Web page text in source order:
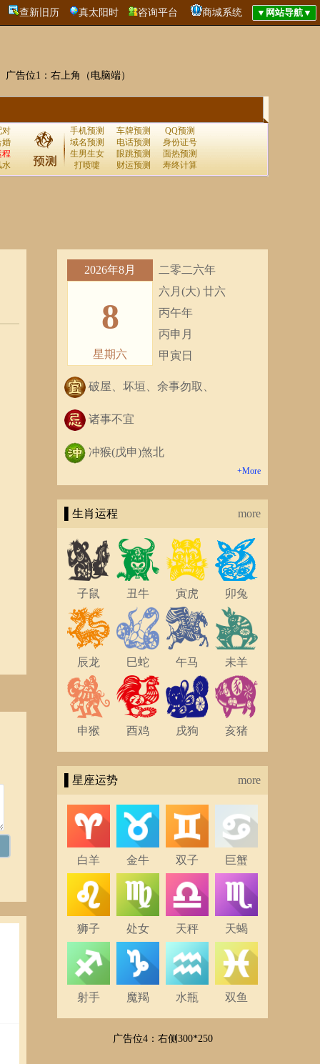
查新旧历 真太阳时 咨询平台 商城系统
广告位1：右上角（电脑端）
对
婚
程
水
手机预测 车牌预测
QQ预测
域名预测
电话预测
身份证号
生男生女
眼跳预测
面热预测
打喷嚏
财运预测 寿终计算
2026年8月
8
星期六
二零二六年
六月(大) 廿六
丙午年
丙申月
甲寅日
破屋、坏垣、余事勿取、
诸事不宜
冲猴(戊申)煞北
+More
▌生肖运程 more
子鼠 丑牛 寅虎 卯兔
辰龙 巳蛇 午马 未羊
申猴 酉鸡 戌狗 亥猪
▌星座运势 more
白羊 金牛 双子 巨蟹
狮子 处女 天秤 天蝎
射手 魔羯 水瓶 双鱼
广告位4：右侧300*250